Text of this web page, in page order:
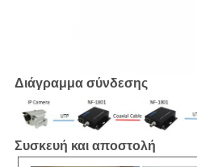
Διάγραμμα σύνδεσης
Συσκευή και αποστολή